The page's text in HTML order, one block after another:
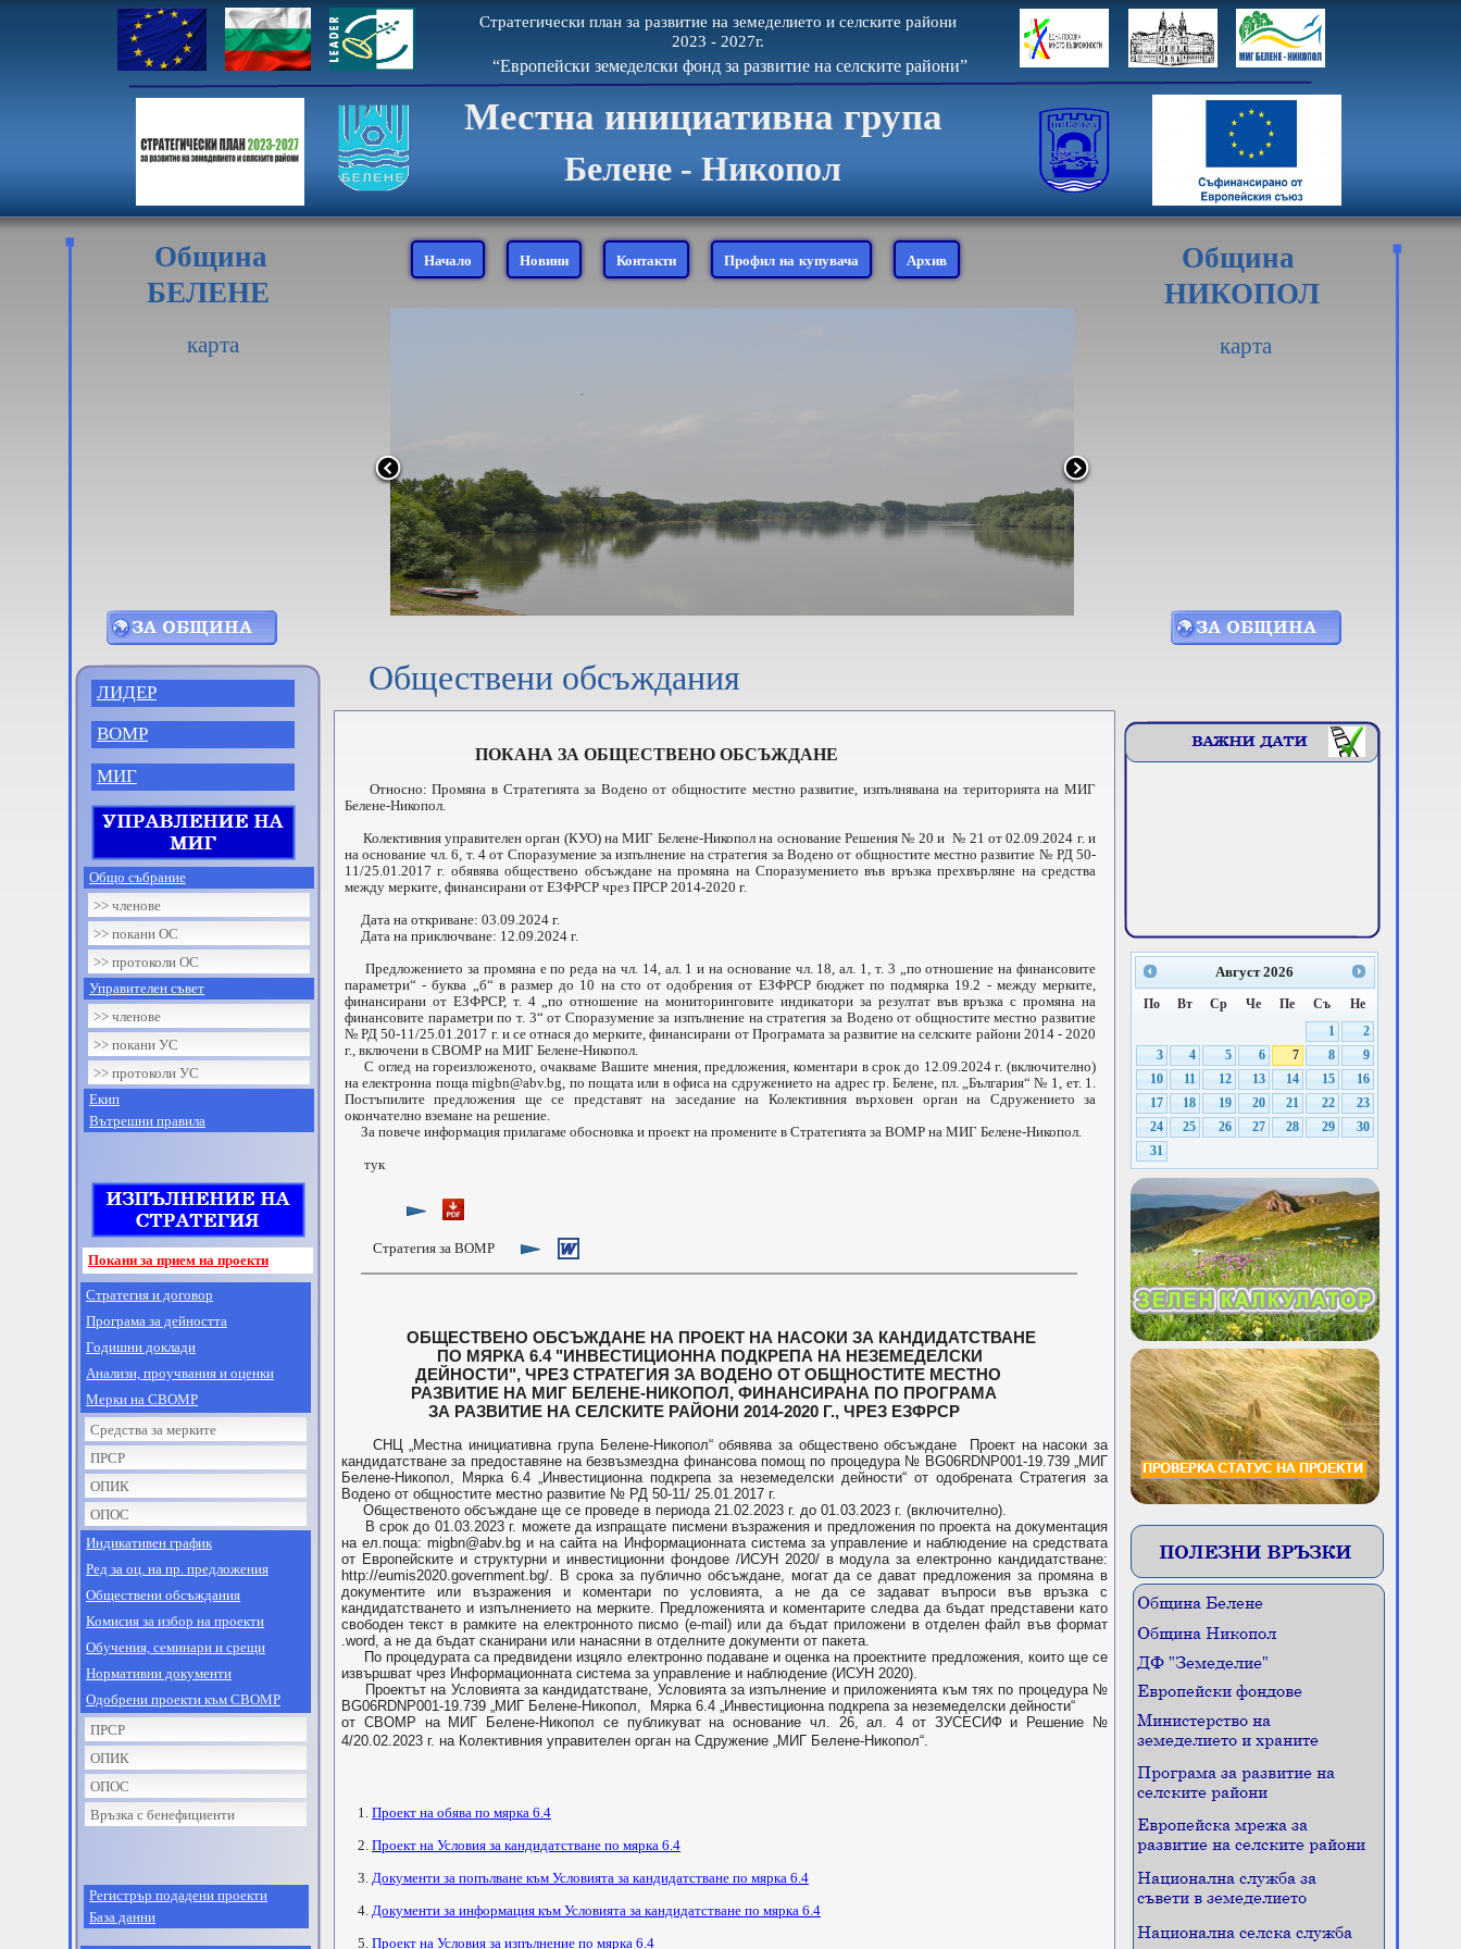
Местна инициативна група
Белене - Никопол
Община
БЕЛЕНЕ
Община
НИКОПОЛ
карта карта
Август 2026
По Вт Ср Че Пе Съ
Не
1
2
3
4 5 6 7 8
9
10
11 12 13 14 15
16
17
18 19 20 21 22
23
24
25 26 27 28 29
30
31
Обществени обсъждания
ЛИДЕР
ВОМР
МИГ
Покани за прием на проекти
Общо събрание
>> членове
>> покани ОС
>> протоколи ОС
Управителен съвет
>> членове
>> покани УС
>> протоколи УС
Екип
Вътрешни правила
ОБЩЕСТВЕНО ОБСЪЖДАНЕ НА ПРОЕКТ НА НАСОКИ ЗА КАНДИДАТСТВАНЕ
ПО МЯРКА 6.4 "ИНВЕСТИЦИОННА ПОДКРЕПА НА НЕЗЕМЕДЕЛСКИ
ДЕЙНОСТИ", ЧРЕЗ СТРАТЕГИЯ ЗА ВОДЕНО ОТ ОБЩНОСТИТЕ МЕСТНО
РАЗВИТИЕ НА МИГ БЕЛЕНЕ-НИКОПОЛ, ФИНАНСИРАНА ПО ПРОГРАМА
ЗА РАЗВИТИЕ НА СЕЛСКИТЕ РАЙОНИ 2014-2020 Г., ЧРЕЗ ЕЗФРСР
СНЦ „Местна инициативна група Белене-Никопол“ обявява за обществено обсъждане Проект на насоки за
кандидатстване за предоставяне на безвъзмездна финансова помощ по процедура № BG06RDNP001-19.739 „МИГ
Белене-Никопол, Мярка 6.4 „Инвестиционна подкрепа за неземеделски дейности“ от одобрената Стратегия за
Водено от общностите местно развитие № РД 50-11/ 25.01.2017 г.
Общественото обсъждане ще се проведе в периода 21.02.2023 г. до 01.03.2023 г. (включително).
В срок до 01.03.2023 г. можете да изпращате писмени възражения и предложения по проекта на документация
на ел.поща:migbn@abv.bg и на сайта на Информационната система за управление и наблюдение на средствата
от Европейските и структурни и инвестиционни фондове /ИСУН 2020/ в модула за електронно кандидатстване:
http://eumis2020.government.bg/. В срока за публично обсъждане, могат да се дават предложения за промяна в
документите или възражения и коментари по условията, а не да се задават въпроси във връзка с
кандидатстването и изпълнението на мерките. Предложенията и коментарите следва да бъдат представени като
свободен текст в рамките на електронното писмо (e-mail) или да бъдат приложени в отделен файл във формат
.word, а не да бъдат сканирани или нанасяни в отделните документи от пакета.
По процедурата са предвидени изцяло електронно подаване и оценка на проектните предложения, които ще се
извършват чрез Информационната система за управление и наблюдение (ИСУН 2020).
Проектът на Условията за кандидатстване, Условията за изпълнение и приложенията към тях по процедура №
BG06RDNP001-19.739 „МИГ Белене-Никопол, Мярка 6.4 „Инвестиционна подкрепа за неземеделски дейности“
от СВОМР на МИГ Белене-Никопол се публикуват на основание чл. 26, ал. 4 от ЗУСЕСИФ и Решение №
4/20.02.2023 г. на Колективния управителен орган на Сдружение „МИГ Белене-Никопол“.
1. Проект на обява по мярка 6.4
2. Проект на Условия за кандидатстване по мярка 6.4
3. Документи за попълване към Условията за кандидатстване по мярка 6.4
4. Документи за информация към Условията за кандидатстване по мярка 6.4
5. Проект на Условия за изпълнение по мярка 6.4
Регистрър подадени проекти
База данни
ПОКАНА ЗА ОБЩЕСТВЕНО ОБСЪЖДАНЕ
Относно: Промяна в Стратегията за Водено от общностите местно развитие, изпълнявана на територията на МИГ
Белене-Никопол.
Колективния управителен орган (КУО) на МИГ Белене-Никопол на основание Решения № 20 и № 21 от 02.09.2024 г. и
на основание чл. 6, т. 4 от Споразумение за изпълнение на стратегия за Водено от общностите местно развитие № РД 50-
11/25.01.2017 г. обявява обществено обсъждане на промяна на Споразумението във връзка прехвърляне на средства
между мерките, финансирани от ЕЗФРСР чрез ПРСР 2014-2020 г.
Дата на откриване: 03.09.2024 г.
Дата на приключване: 12.09.2024 г.
Предложението за промяна е по реда на чл. 14, ал. 1 и на основание чл. 18, ал. 1, т. 3 „по отношение на финансовите
параметри“ - буква „б“ в размер до 10 на сто от одобрения от ЕЗФРСР бюджет по подмярка 19.2 - между мерките,
финансирани от ЕЗФРСР, т. 4 „по отношение на мониторинговите индикатори за резултат във връзка с промяна на
финансовите параметри по т. 3“ от Споразумение за изпълнение на стратегия за Водено от общностите местно развитие
№ РД 50-11/25.01.2017 г. и се отнася до мерките, финансирани от Програмата за развитие на селските райони 2014 - 2020
г., включени в СВОМР на МИГ Белене-Никопол.
С оглед на гореизложеното, очакваме Вашите мнения, предложения, коментари в срок до 12.09.2024 г. (включително)
на електронна пощаmigbn@abv.bg, по пощата или в офиса на сдружението на адрес гр. Белене, пл. „България“ № 1, ет. 1.
Постъпилите предложения ще се представят на заседание на Колективния върховен орган на Сдружението за
окончателно вземане на решение.
За повече информация прилагаме обосновка и проект на промените в Стратегията за ВОМР на МИГ Белене-Никопол.
тук
Стратегия за ВОМР
Начало Новини Контакти Профил на купувача Архив
Стратегия и договор
Програма за дейността
Годишни доклади
Анализи, проучвания и оценки
Мерки на СВОМР
Средства за мерките
ПРСР
ОПИК
ОПОС
Индикативен график
Ред за оц. на пр. предложения
Обществени обсъждания
Комисия за избор на проекти
Обучения, семинари и срещи
Нормативни документи
Одобрени проекти към СВОМР
ПРСР
ОПИК
ОПОС
Връзка с бенефициенти
“Европейски земеделски фонд за развитие на селските райони”
Стратегически план за развитие на земеделието и селските райони
2023 - 2027г.